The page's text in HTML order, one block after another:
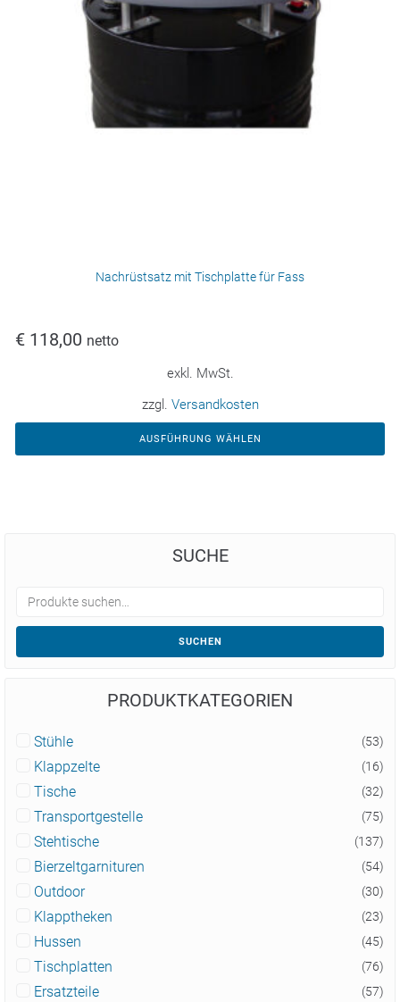
Nachrüstsatz mit Tischplatte für Fass
€ 118,00 netto
exkl. MwSt.
zzgl. Versandkosten
AUSFÜHRUNG WÄHLEN
SUCHE
SUCHEN
PRODUKTKATEGORIEN
Stühle (53)
Klappzelte (16)
Tische (32)
Transportgestelle (75)
Stehtische (137)
Bierzeltgarnituren (54)
Outdoor (30)
Klapptheken (23)
Hussen (45)
Tischplatten (76)
Ersatzteile (57)